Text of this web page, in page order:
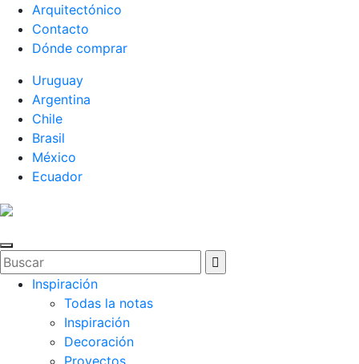
Arquitectónico
Contacto
Dónde comprar
Uruguay
Argentina
Chile
Brasil
México
Ecuador
Inspiración
Todas la notas
Inspiración
Decoración
Proyectos